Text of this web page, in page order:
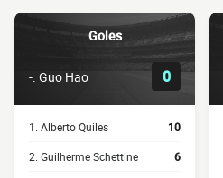
Goles
-. Guo Hao 0
1. Alberto Quiles 10
2. Guilherme Schettine 6